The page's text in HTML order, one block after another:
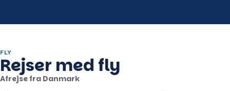
FLY
Rejser med fly
Afrejse fra Danmark